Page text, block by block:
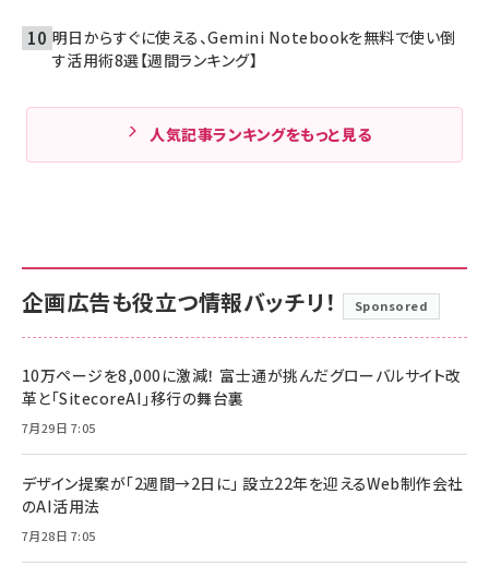
明日からすぐに使える、Gemini Notebookを無料で使い倒
す活用術8選【週間ランキング】
人気記事ランキングをもっと見る
企画広告も役立つ情報バッチリ！ Sponsored
10万ページを8,000に激減！ 富士通が挑んだグローバルサイト改
革と「SitecoreAI」移行の舞台裏
7月29日 7:05
デザイン提案が「2週間→2日に」 設立22年を迎えるWeb制作会社
のAI活用法
7月28日 7:05